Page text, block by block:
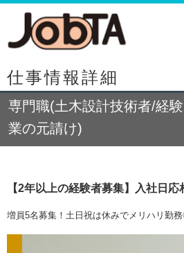
仕事情報詳細
専門職(土木設計技術者/経
業の元請け)
【2年以上の経験者募集】入社日
増員5名募集！土日祝は休みでメリハリ勤